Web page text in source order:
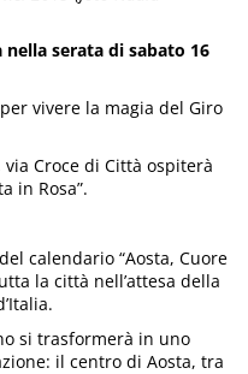
serata di sabato 16
vivere la magia del Giro
Croce di Città ospiterà
in Rosa”.
calendario “Aosta, Cuore
la città nell’attesa della
si trasformerà in uno
il centro di Aosta, tra